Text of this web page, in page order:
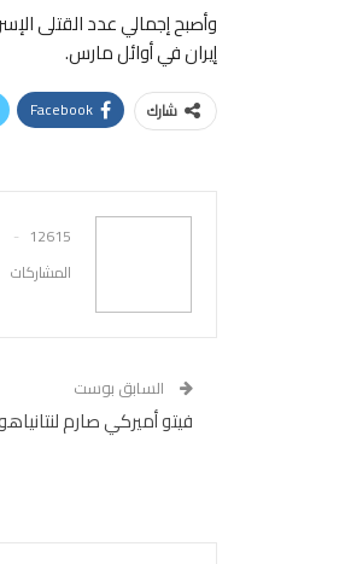
إيران في أوائل مارس.
شارك Facebook
12615
المشاركات
السابق بوست
فيتو أميركي صارم